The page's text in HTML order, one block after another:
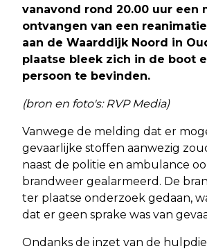
vanavond rond 20.00 uur een
ontvangen van een
aan de Waarddijk Noord in
plaatse bleek zich in de boot
persoon te bevinden.
(bron en foto's: RVP Media)
Vanwege de melding dat er
gevaarlijke stoffen aanwezig
naast de politie en ambulance
brandweer gealarmeerd. De
ter plaatse onderzoek gedaan,
dat er geen sprake was van
Ondanks de inzet van de